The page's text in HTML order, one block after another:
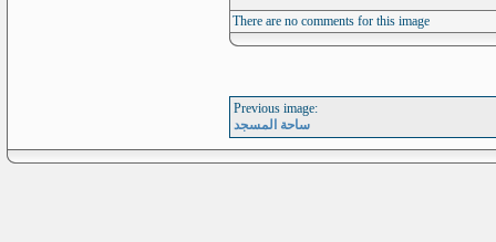
There are no comments for this image
Previous image:
ساحة المسجد